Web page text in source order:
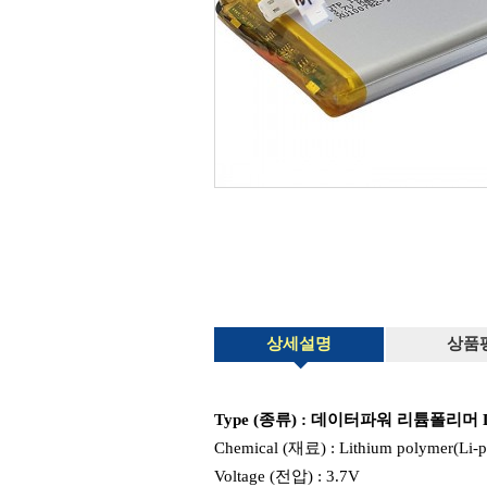
상세설명 상품
Type (종류) : 데이터파워 리튬폴리머
Chemical (재료) : Lithium polymer(Li-
Voltage (전압) : 3.7V